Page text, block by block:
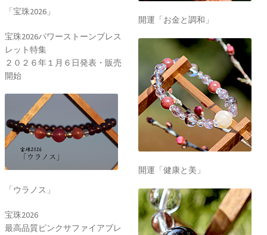
「宝珠2026」
宝珠2026パワーストーンブレス
レット特集
２０２６年１月６日発表・販売
開始
「ウラノス」
宝珠2026
最高品質ピンクサファイアブレ
開運「お金と調和」
開運「健康と美」